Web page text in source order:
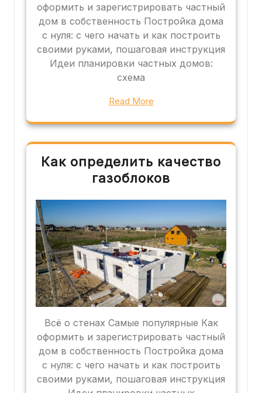
оформить и зарегистрировать частный
дом в собственность Постройка дома
с нуля: с чего начать и как построить
своими руками, пошаговая инструкция
Идеи планировки частных домов:
схема
Read More
Как определить качество
газоблоков
Всё о стенах Самые популярные Как
оформить и зарегистрировать частный
дом в собственность Постройка дома
с нуля: с чего начать и как построить
своими руками, пошаговая инструкция